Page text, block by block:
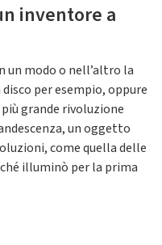
inventore a
un modo o nell’altro la
per esempio, oppure
grande rivoluzione
un oggetto
come quella delle
illuminò per la prima